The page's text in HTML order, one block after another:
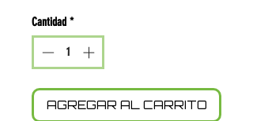
Cantidad *
AGREGAR AL CARRITO